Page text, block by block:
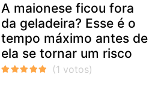
A maionese ficou fora
da geladeira? Esse é o
tempo máximo antes de
ela se tornar um risco